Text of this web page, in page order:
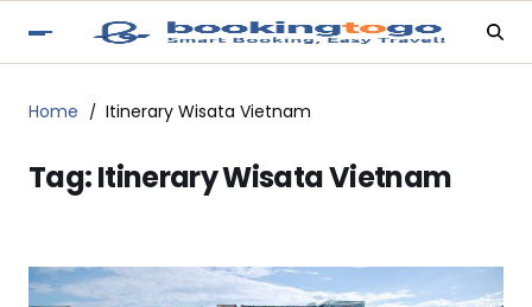
Home Itinerary Wisata Vietnam
Tag:Itinerary Wisata Vietnam